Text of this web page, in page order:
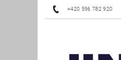
+420 596 782 920